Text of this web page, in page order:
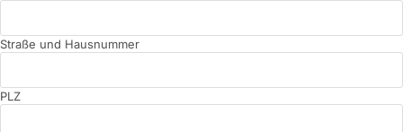
Straße und Hausnummer
PLZ